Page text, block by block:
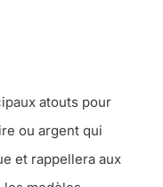
atouts pour
ou argent qui
et rappellera aux